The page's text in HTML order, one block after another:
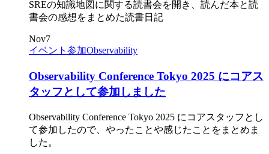
SREの知識地図に関する読書会を開き、読んだ本と読
書会の感想をまとめた読書日記
Nov7
イベント参加Observability
Observability Conference Tokyo 2025 にコアス
タッフとして参加しました
Observability Conference Tokyo 2025 にコアスタッフとし
て参加したので、やったことや感じたことをまとめま
した。